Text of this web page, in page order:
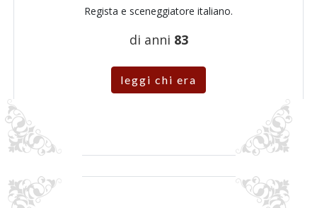
Regista e sceneggiatore italiano.
di anni 83
leggi chi era